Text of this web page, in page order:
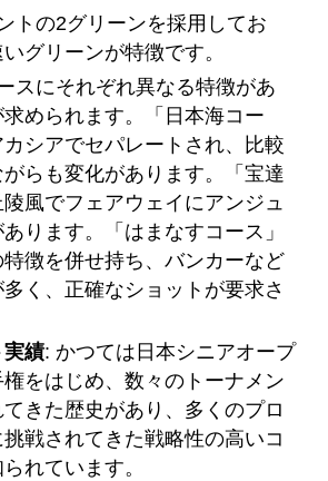
トの2グリーンを採用してお
グリーンが特徴です。
スにそれぞれ異なる特徴があ
求められます。「日本海コー
カシアでセパレートされ、比較
らも変化があります。「宝達
風でフェアウェイにアンジュ
ります。「はまなすコース」
徴を併せ持ち、バンカーなど
く、正確なショットが要求さ
実績: かつては日本シニアオープ
をはじめ、数々のトーナメン
てきた歴史があり、多くのプロ
戦されてきた戦略性の高いコ
れています。